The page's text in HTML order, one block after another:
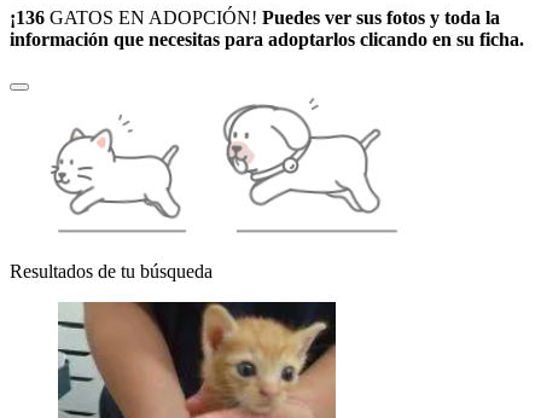
¡136 GATOS EN ADOPCIÓN! Puedes ver sus fotos y toda la
información que necesitas para adoptarlos clicando en su ficha.
Resultados de tu búsqueda